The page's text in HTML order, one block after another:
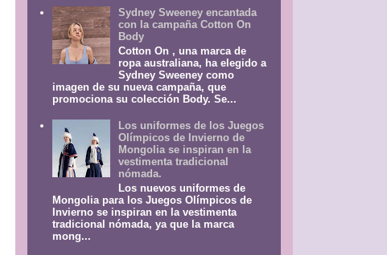
Sydney Sweeney encantada
con la campaña Cotton On
Body
Cotton On , una marca de
ropa australiana, ha elegido a
Sydney Sweeney como
imagen de su nueva campaña, que
promociona su colección Body. Se...
Los uniformes de los Juegos
Olímpicos de Invierno de
Mongolia se inspiran en la
vestimenta tradicional
nómada.
Los nuevos uniformes de
Mongolia para los Juegos Olímpicos de
Invierno se inspiran en la vestimenta
tradicional nómada, ya que la marca
mong...